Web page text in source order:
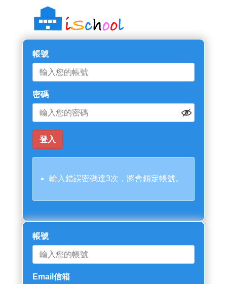
帳號
密碼
輸入錯誤密碼達3次，將會鎖定帳號。
帳號
Email信箱